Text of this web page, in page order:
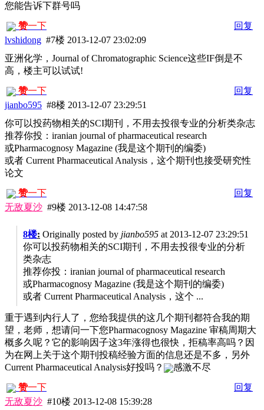
您能告诉下群号吗
赞一下
回复
lvshidong #7楼 2013-12-07 23:02:09
亚洲化学，Journal of Chromatographic Science这些IF倒是不
高，楼主可以试试!
赞一下
回复
jianbo595 #8楼 2013-12-07 23:29:51
你可以投药物相关的SCI期刊，不用去投很专业的分析类杂志
推荐你投：iranian journal of pharmaceutical research
或Pharmacognosy Magazine (我是这个期刊的编委)
或者 Current Pharmaceutical Analysis，这个期刊也接受研究性
论文
赞一下
回复
无敌夏沙 #9楼 2013-12-08 14:47:58
8楼: Originally posted by jianbo595 at 2013-12-07 23:29:51
你可以投药物相关的SCI期刊，不用去投很专业的分析
类杂志
推荐你投：iranian journal of pharmaceutical research
或Pharmacognosy Magazine (我是这个期刊的编委)
或者 Current Pharmaceutical Analysis，这个 ...
重于遇到内行人了，您给我提供的这几个期刊都符合我的期
望，老师，想请问一下您Pharmacognosy Magazine 审稿周期大
概多久呢？它的影响因子这3年涨得也很快，拒稿率高吗？因
为在网上关于这个期刊投稿经验方面的信息还是不多，另外
Current Pharmaceutical Analysis好投吗？
感激不尽
赞一下
回复
无敌夏沙 #10楼 2013-12-08 15:39:28